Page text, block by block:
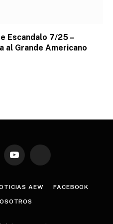
Escandalo 7/25 –
al Grande Americano
YouTube TikTok
AEW FACEBOOK